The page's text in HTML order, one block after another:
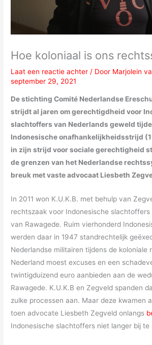
Hoe koloniaal is ons
Laat een reactie achter / Door Marjolein
september 29, 2021
De stichting Comité Nederlandse
strijdt al jaren om gerechtigdheid voor
slachtoffers van Nederlands geweld
Indonesische onafhankelijkheidsstrijd
in zijn strijd voor sociale gerechtigheid
de grenzen van het Nederlandse
breuk met vaste advocaat Liesbeth
In 2011 won K.U.K.B. met behulp van
rechtszaak voor Indonesische slachtoffers
van Rawagede. Ruim vierhonderd
werden daar in 1947 standrechtelijk
Nederlandse militairen tijdens de koloniale
Nederland moest excuses en een
twintigduizend euro aanbieden aan de
Rawagede. K.U.K.B en Zegveld spanden
zulke processen aan. Maar deze kwamen
toen advocate Liesbeth Zegveld onlangs
Indonesische slachtoffers niet langer bij te